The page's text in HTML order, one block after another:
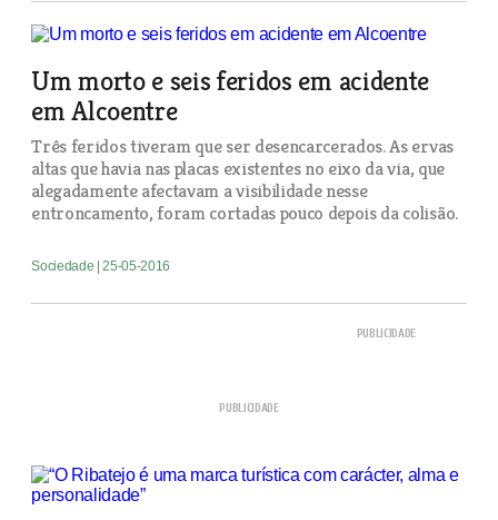
Um morto e seis feridos em acidente
em Alcoentre
Três feridos tiveram que ser desencarcerados. As ervas
altas que havia nas placas existentes no eixo da via, que
alegadamente afectavam a visibilidade nesse
entroncamento, foram cortadas pouco depois da colisão.
Sociedade | 25-05-2016